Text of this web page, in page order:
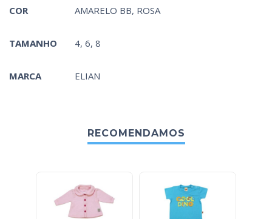
COR
AMARELO BB, ROSA
TAMANHO 4, 6, 8
MARCA ELIAN
RECOMENDAMOS